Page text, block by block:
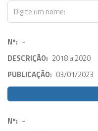
Nº: -
DESCRIÇÃO: 2018 a 2020
PUBLICAÇÃO: 03/01/2023
Nº: -